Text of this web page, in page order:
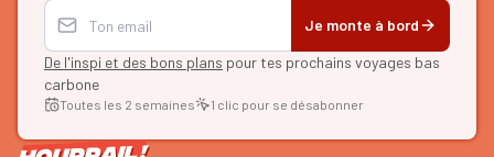
Je monte à bord
De l'inspi et des bons plans pour tes prochains voyages bas
carbone
Toutes les 2 semaines 1 clic pour se désabonner